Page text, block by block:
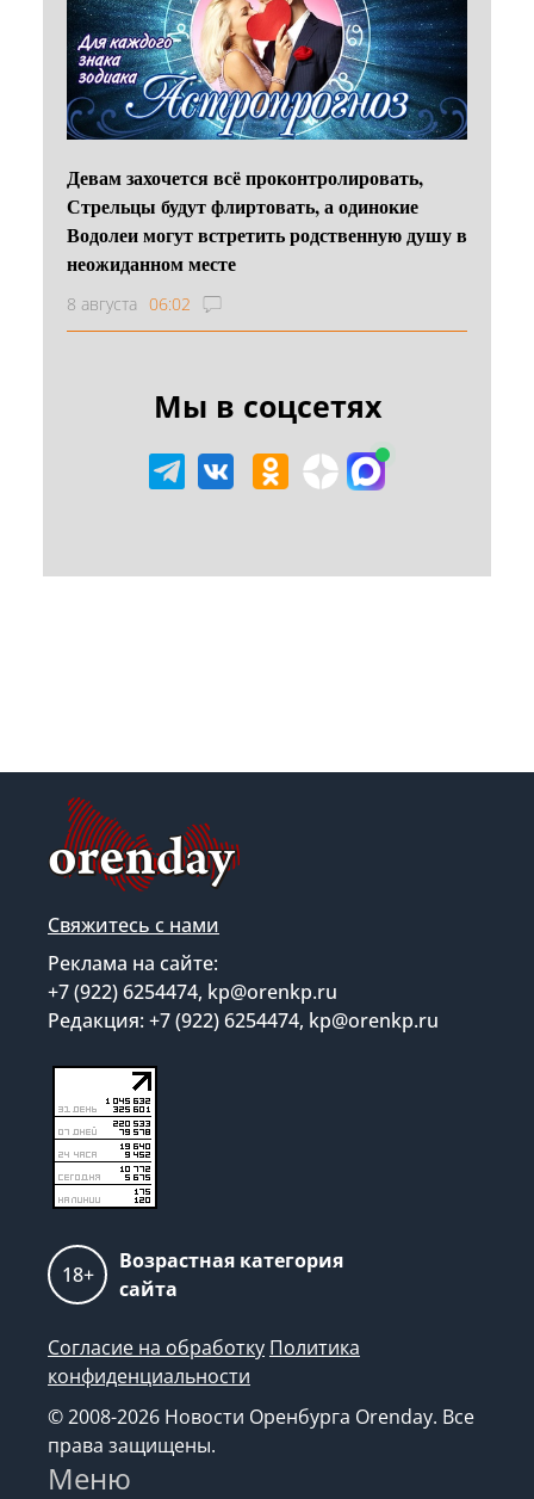
Девам захочется всё проконтролировать,
Стрельцы будут флиртовать, а одинокие
Водолеи могут встретить родственную душу в
неожиданном месте
8 августа 06:02
Мы в соцсетях
Свяжитесь с нами
Реклама на сайте:
+7 (922) 6254474, kp@orenkp.ru
Редакция: +7 (922) 6254474, kp@orenkp.ru
18+
Возрастная категория
сайта
Согласие на обработку Политика
конфиденциальности
© 2008-2026 Новости Оренбурга Orenday. Все
права защищены.
Меню